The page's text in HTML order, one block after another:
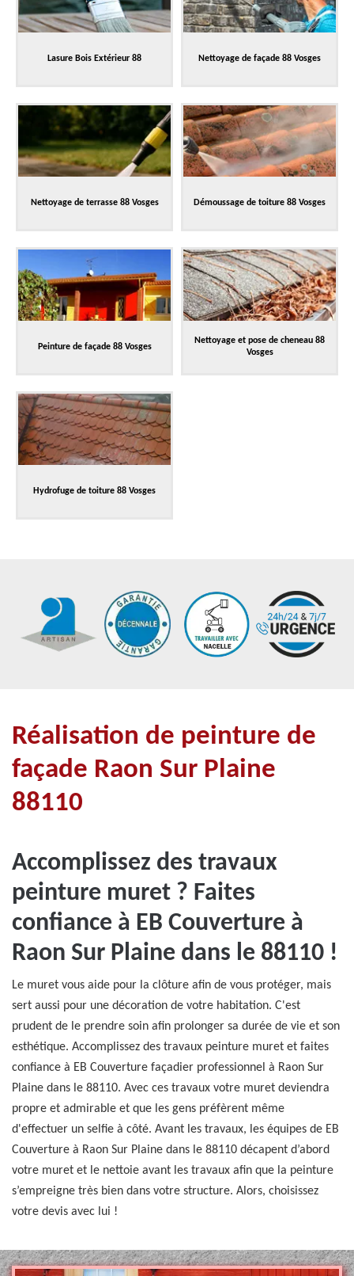
Lasure Bois Extérieur 88 Nettoyage de façade 88 Vosges
Nettoyage de terrasse 88 Vosges Démoussage de toiture 88 Vosges
Peinture de façade 88 Vosges
Nettoyage et pose de cheneau 88
Vosges
Hydrofuge de toiture 88 Vosges
Réalisation de peinture de
façade Raon Sur Plaine
88110
Accomplissez des travaux
peinture muret ? Faites
confiance à EB Couverture à
Raon Sur Plaine dans le 88110 !
Le muret vous aide pour la clôture afin de vous protéger, mais
sert aussi pour une décoration de votre habitation. C'est
prudent de le prendre soin afin prolonger sa durée de vie et son
esthétique. Accomplissez des travaux peinture muret et faites
confiance à EB Couverture façadier professionnel à Raon Sur
Plaine dans le 88110. Avec ces travaux votre muret deviendra
propre et admirable et que les gens préfèrent même
d'effectuer un selfie à côté. Avant les travaux, les équipes de EB
Couverture à Raon Sur Plaine dans le 88110 décapent d’abord
votre muret et le nettoie avant les travaux afin que la peinture
s’empreigne très bien dans votre structure. Alors, choisissez
votre devis avec lui !